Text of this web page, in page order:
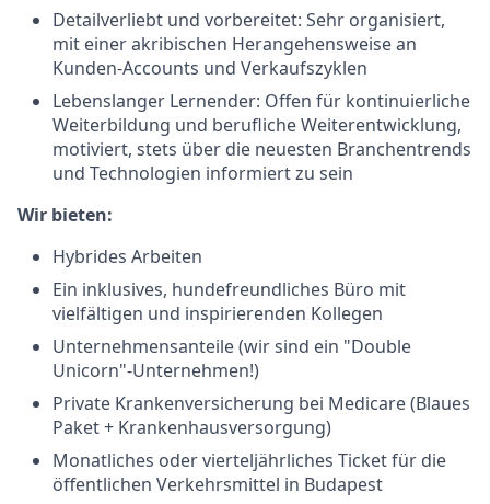
Detailverliebt und vorbereitet: Sehr organisiert,
mit einer akribischen Herangehensweise an
Kunden-Accounts und Verkaufszyklen
Lebenslanger Lernender: Offen für kontinuierliche
Weiterbildung und berufliche Weiterentwicklung,
motiviert, stets über die neuesten Branchentrends
und Technologien informiert zu sein
Wir bieten:
Hybrides Arbeiten
Ein inklusives, hundefreundliches Büro mit
vielfältigen und inspirierenden Kollegen
Unternehmensanteile (wir sind ein "Double
Unicorn"-Unternehmen!)
Private Krankenversicherung bei Medicare (Blaues
Paket + Krankenhausversorgung)
Monatliches oder vierteljährliches Ticket für die
öffentlichen Verkehrsmittel in Budapest